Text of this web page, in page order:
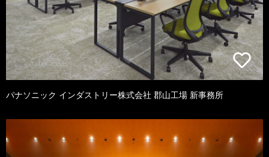
パナソニック インダストリー株式会社 郡山工場 新事務所